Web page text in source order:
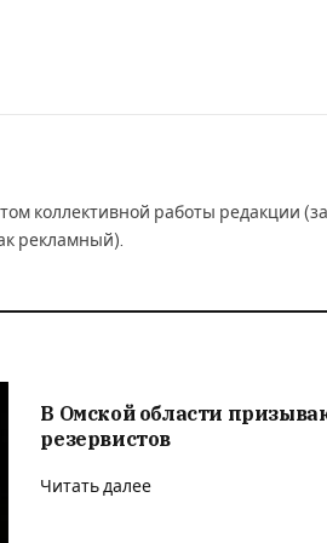
коллективной работы редакции (за
рекламный).
В Омской области
резервистов
Читать далее